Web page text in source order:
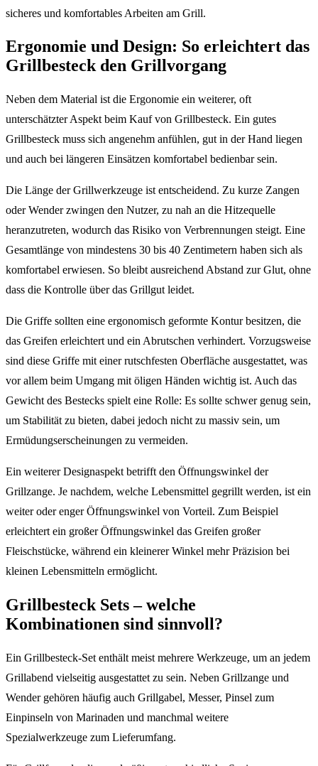
sicheres und komfortables Arbeiten am Grill.
Ergonomie und Design: So erleichtert das
Grillbesteck den Grillvorgang
Neben dem Material ist die Ergonomie ein weiterer, oft
unterschätzter Aspekt beim Kauf von Grillbesteck. Ein gutes
Grillbesteck muss sich angenehm anfühlen, gut in der Hand liegen
und auch bei längeren Einsätzen komfortabel bedienbar sein.
Die Länge der Grillwerkzeuge ist entscheidend. Zu kurze Zangen
oder Wender zwingen den Nutzer, zu nah an die Hitzequelle
heranzutreten, wodurch das Risiko von Verbrennungen steigt. Eine
Gesamtlänge von mindestens 30 bis 40 Zentimetern haben sich als
komfortabel erwiesen. So bleibt ausreichend Abstand zur Glut, ohne
dass die Kontrolle über das Grillgut leidet.
Die Griffe sollten eine ergonomisch geformte Kontur besitzen, die
das Greifen erleichtert und ein Abrutschen verhindert. Vorzugsweise
sind diese Griffe mit einer rutschfesten Oberfläche ausgestattet, was
vor allem beim Umgang mit öligen Händen wichtig ist. Auch das
Gewicht des Bestecks spielt eine Rolle: Es sollte schwer genug sein,
um Stabilität zu bieten, dabei jedoch nicht zu massiv sein, um
Ermüdungserscheinungen zu vermeiden.
Ein weiterer Designaspekt betrifft den Öffnungswinkel der
Grillzange. Je nachdem, welche Lebensmittel gegrillt werden, ist ein
weiter oder enger Öffnungswinkel von Vorteil. Zum Beispiel
erleichtert ein großer Öffnungswinkel das Greifen großer
Fleischstücke, während ein kleinerer Winkel mehr Präzision bei
kleinen Lebensmitteln ermöglicht.
Grillbesteck Sets – welche
Kombinationen sind sinnvoll?
Ein Grillbesteck-Set enthält meist mehrere Werkzeuge, um an jedem
Grillabend vielseitig ausgestattet zu sein. Neben Grillzange und
Wender gehören häufig auch Grillgabel, Messer, Pinsel zum
Einpinseln von Marinaden und manchmal weitere
Spezialwerkzeuge zum Lieferumfang.